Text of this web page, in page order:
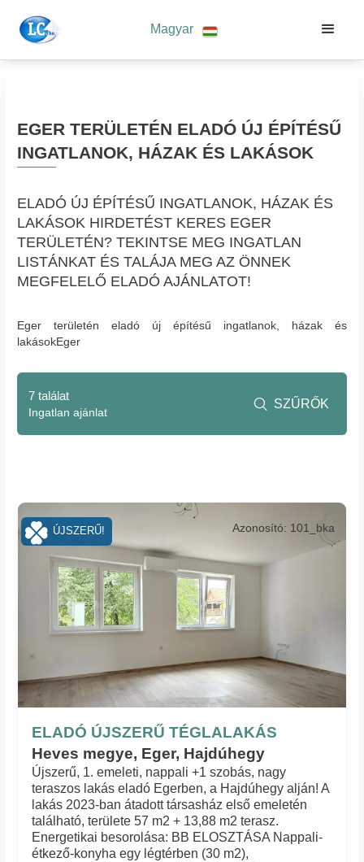
Magyar
EGER TERÜLETÉN ELADÓ ÚJ ÉPÍTÉSŰ
INGATLANOK, HÁZAK ÉS LAKÁSOK
ELADÓ ÚJ ÉPÍTÉSŰ INGATLANOK, HÁZAK ÉS
LAKÁSOK HIRDETÉST KERES EGER
TERÜLETÉN? TEKINTSE MEG INGATLAN
LISTÁNKAT ÉS TALÁJA MEG AZ ÖNNEK
MEGFELELŐ ELADÓ AJÁNLATOT!
Eger területén eladó új építésű ingatlanok, házak és
lakásokEger
ELADÓ ÚJSZERŰ TÉGLALAKÁS
Heves megye, Eger, Hajdúhegy
Azonosító: 101_bka
Újszerű, 1. emeleti, nappali +1 szobás, nagy
teraszos lakás eladó Egerben, a Hajdúhegy alján! A
lakás 2023-ban átadott társasház első emeletén
található, területe 57 m2 + 13,88 m2 terasz.
Energetikai besorolása: BB ELOSZTÁSA Nappali-
étkező-konyha egy légtérben (30 m2),
ÚJSZERŰ!
7 találat
Ingatlan ajánlat
 SZŰRŐK